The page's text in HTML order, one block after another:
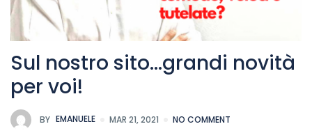
Sul nostro sito…grandi novità
per voi!
BY EMANUELE MAR 21, 2021 NO COMMENT